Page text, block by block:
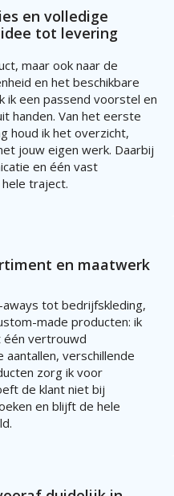
en volledige
tot levering
maar ook naar de
en het beschikbare
ik een passend voorstel en
handen. Van het eerste
houd ik het overzicht,
jouw eigen werk. Daarbij
en één vast
traject.
en maatwerk
tot bedrijfskleding,
made producten: ik
één vertrouwd
aantallen, verschillende
zorg ik voor
de klant niet bij
en blijft de hele